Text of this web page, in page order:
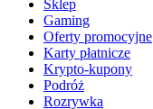
Sklep
Gaming
Oferty promocyjne
Karty płatnicze
Krypto-kupony
Podróż
Rozrywka